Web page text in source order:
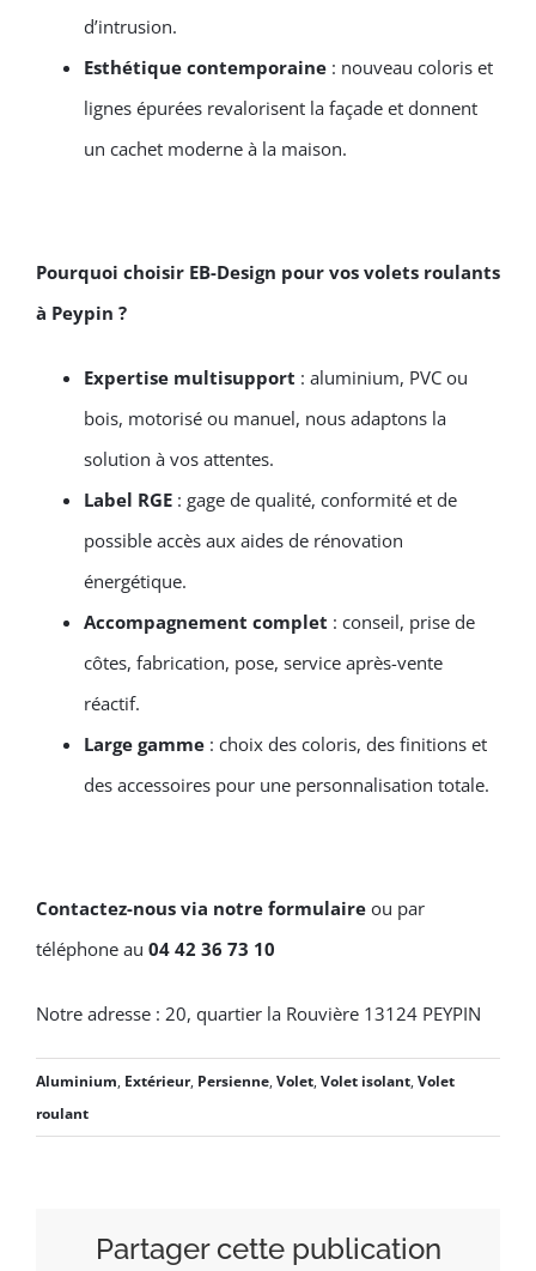
d’intrusion.
Esthétique contemporaine : nouveau coloris et
lignes épurées revalorisent la façade et donnent
un cachet moderne à la maison.
Pourquoi choisir EB-Design pour vos volets roulants
à Peypin ?
Expertise multisupport : aluminium, PVC ou
bois, motorisé ou manuel, nous adaptons la
solution à vos attentes.
Label RGE : gage de qualité, conformité et de
possible accès aux aides de rénovation
énergétique.
Accompagnement complet : conseil, prise de
côtes, fabrication, pose, service après-vente
réactif.
Large gamme : choix des coloris, des finitions et
des accessoires pour une personnalisation totale.
Contactez-nous via notre formulaire ou par
téléphone au 04 42 36 73 10
Notre adresse : 20, quartier la Rouvière 13124 PEYPIN
Aluminium, Extérieur, Persienne, Volet, Volet isolant, Volet
roulant
Partager cette publication